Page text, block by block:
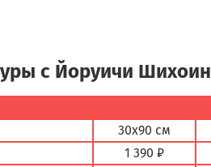
с Йоруичи Шихоин
30х90 см
1 390 ₽